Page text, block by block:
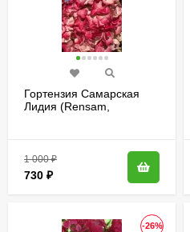
Гортензия Самарская
Лидия (Rensam,
1 000₽
730 ₽
-26%